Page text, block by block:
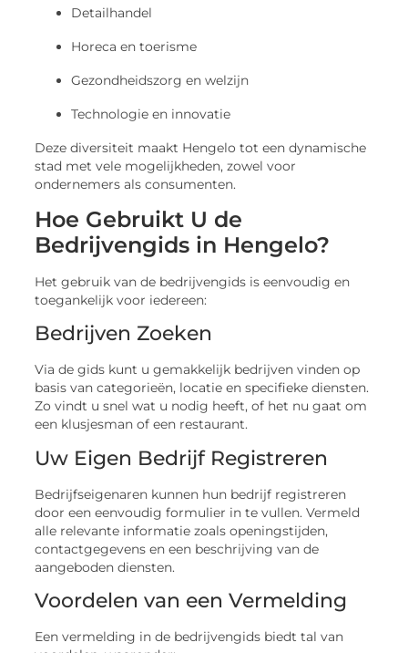
Detailhandel
Horeca en toerisme
Gezondheidszorg en welzijn
Technologie en innovatie
Deze diversiteit maakt Hengelo tot een dynamische
stad met vele mogelijkheden, zowel voor
ondernemers als consumenten.
Hoe Gebruikt U de
Bedrijvengids in Hengelo?
Het gebruik van de bedrijvengids is eenvoudig en
toegankelijk voor iedereen:
Bedrijven Zoeken
Via de gids kunt u gemakkelijk bedrijven vinden op
basis van categorieën, locatie en specifieke diensten.
Zo vindt u snel wat u nodig heeft, of het nu gaat om
een klusjesman of een restaurant.
Uw Eigen Bedrijf Registreren
Bedrijfseigenaren kunnen hun bedrijf registreren
door een eenvoudig formulier in te vullen. Vermeld
alle relevante informatie zoals openingstijden,
contactgegevens en een beschrijving van de
aangeboden diensten.
Voordelen van een Vermelding
Een vermelding in de bedrijvengids biedt tal van